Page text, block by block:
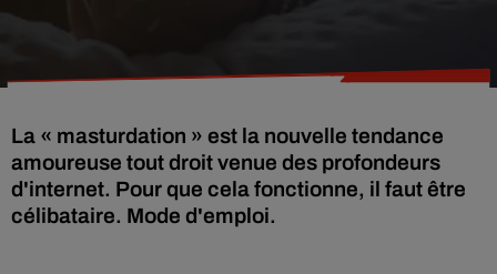
La « masturdation » est la nouvelle tendance
amoureuse tout droit venue des profondeurs
d'internet. Pour que cela fonctionne, il faut être
célibataire. Mode d'emploi.